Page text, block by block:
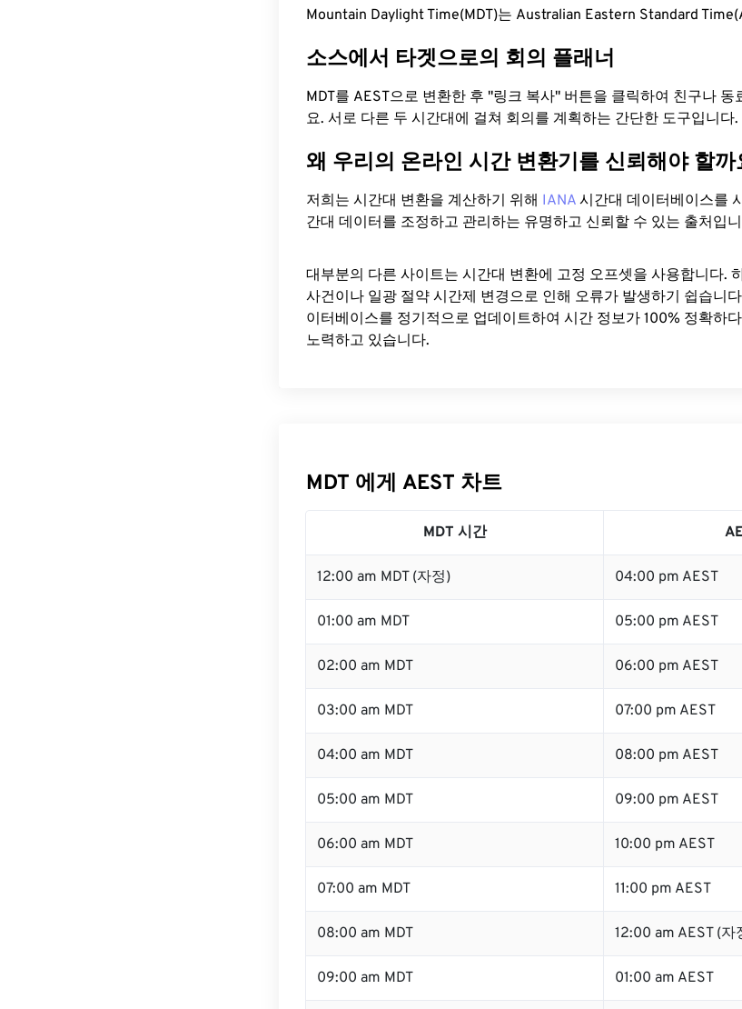
Mountain Daylight Time(MDT)는 Australian Eastern Standard
소스에서 타겟으로의 회의 플래너
MDT를 AEST으로 변환한 후 "링크 복사" 버튼을 클릭하여 친구나 동
요. 서로 다른 두 시간대에 걸쳐 회의를 계획하는 간단한 도구입니다.
왜 우리의 온라인 시간 변환기를 신뢰해야 할까
저희는 시간대 변환을 계산하기 위해 IANA 시간대 데이터베이스를
간대 데이터를 조정하고 관리하는 유명하고 신뢰할 수 있는 출처입
대부분의 다른 사이트는 시간대 변환에 ​​고정 오프셋을 사용합니다.
사건이나 일광 절약 시간제 변경으로 인해 오류가 발생하기 쉽습니
이터베이스를 정기적으로 업데이트하여 시간 정보가 100% 정확하
노력하고 있습니다.
MDT 에게 AEST 차트
MDT 시간
12:00 am MDT (자정) 04:00 pm AEST
01:00 am MDT 05:00 pm AEST
02:00 am MDT 06:00 pm AEST
03:00 am MDT 07:00 pm AEST
04:00 am MDT 08:00 pm AEST
05:00 am MDT 09:00 pm AEST
06:00 am MDT 10:00 pm AEST
07:00 am MDT 11:00 pm AEST
08:00 am MDT 12:00 am AEST (자
09:00 am MDT 01:00 am AEST